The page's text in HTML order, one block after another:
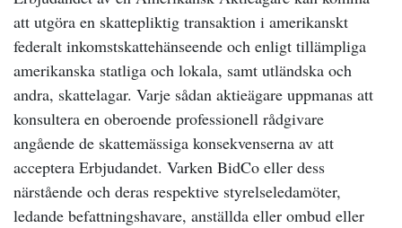
att utgöra en skattepliktig transaktion i amerikanskt
federalt inkomstskattehänseende och enligt tillämpliga
amerikanska statliga och lokala, samt utländska och
andra, skattelagar. Varje sådan aktieägare uppmanas att
konsultera en oberoende professionell rådgivare
angående de skattemässiga konsekvenserna av att
acceptera Erbjudandet. Varken BidCo eller dess
närstående och deras respektive styrelseledamöter,
ledande befattningshavare, anställda eller ombud eller